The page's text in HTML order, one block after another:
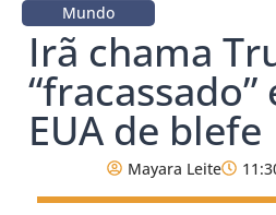
Mundo
Irã chama
“fracassado”
EUA de blefe
Mayara Leite